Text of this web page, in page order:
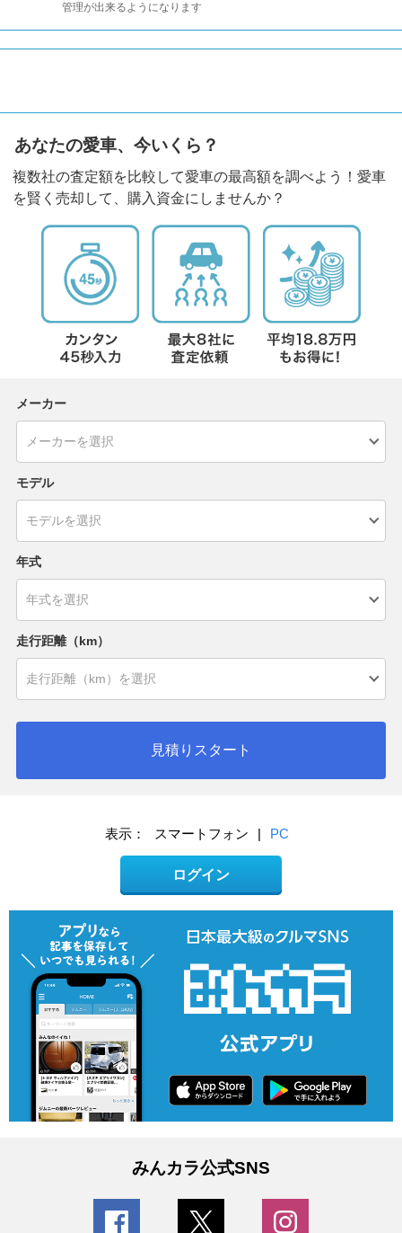
管理が出来るようになります
あなたの愛車、今いくら？
複数社の査定額を比較して愛車の最高額を調べよう！愛車
を賢く売却して、購入資金にしませんか？
メーカー
モデル
年式
走行距離（km）
見積りスタート
表示： スマートフォン | PC
ログイン
みんカラ公式SNS